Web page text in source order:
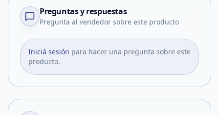
Preguntas y respuestas
Pregunta al vendedor sobre este producto
Iniciá sesión para hacer una pregunta sobre este
producto.